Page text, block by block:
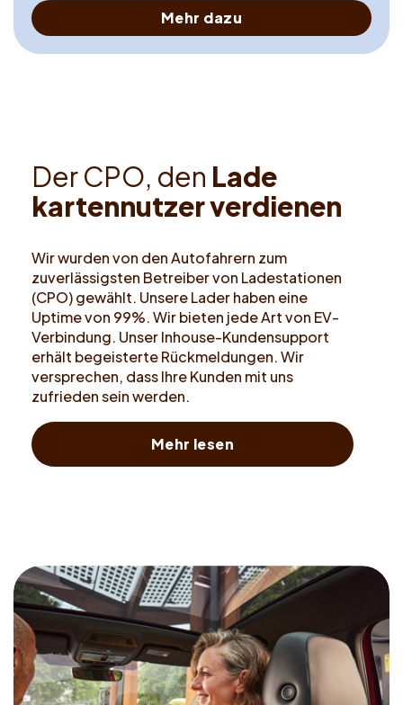
Mehr dazu
DerCPO, den Lade
kartennutzerverdienen
Wir wurden von den Autofahrern zum
zuverlässigsten Betreiber von Lade­stationen
(CPO) gewählt. Unsere Lader haben eine
Uptime von 99%. Wir bieten jede Art von EV-
Verbindung. Unser Inhouse-Kundensupport
erhält begeisterte Rückmeldungen. Wir
versprechen, dass Ihre Kunden mit uns
zufrieden sein werden.
Mehr lesen